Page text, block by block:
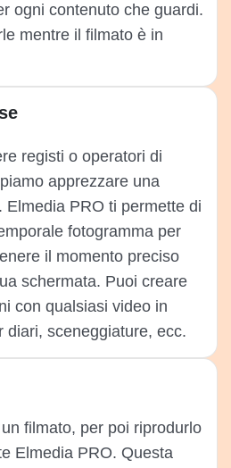
ogni contenuto che guardi.
mentre il filmato è in
registi o operatori di
apprezzare una
Elmedia PRO ti permette di
fotogramma per
il momento preciso
schermata. Puoi creare
con qualsiasi video in
diari, sceneggiature, ecc.
filmato, per poi riprodurlo
Elmedia PRO. Questa